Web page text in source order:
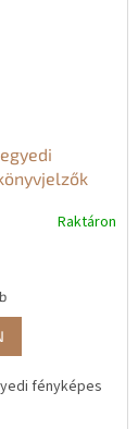
Raktáron
fényképes